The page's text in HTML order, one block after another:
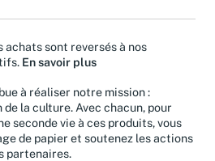
achats sont reversés à nos
En savoir plus
à réaliser notre mission :
la culture. Avec chacun, pour
seconde vie à ces produits, vous
de papier et soutenez les actions
partenaires.